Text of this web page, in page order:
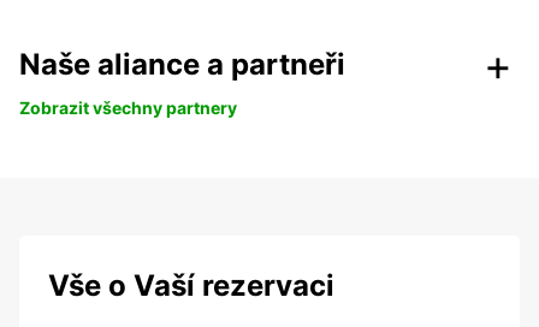
Naše aliance a partneři
Zobrazit všechny partnery
Vše o Vaší rezervaci